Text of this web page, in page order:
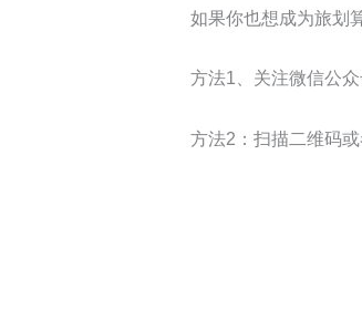
如果你也想成为旅划
方法1、关注微信公众
方法2：扫描二维码